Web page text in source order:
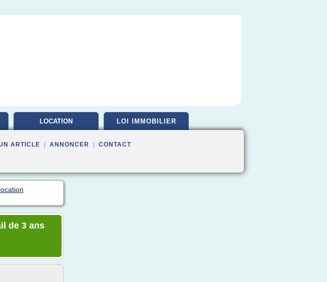
LOCATION LOI IMMOBILIER
ARTICLE ANNONCER CONTACT
location
de 3 ans